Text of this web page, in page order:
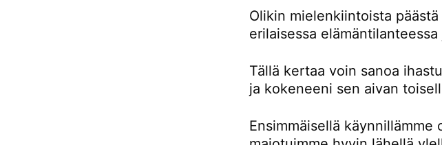
Olikin mielenkiintoista
erilaisessa
Tällä kertaa voin sanoa
ja kokeneeni sen aivan
Ensimmäisellä